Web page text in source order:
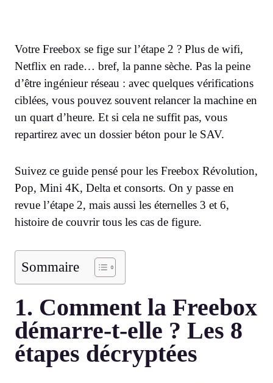
Votre Freebox se fige sur l’étape 2 ? Plus de wifi,
Netflix en rade… bref, la panne sèche. Pas la peine
d’être ingénieur réseau : avec quelques vérifications
ciblées, vous pouvez souvent relancer la machine en
un quart d’heure. Et si cela ne suffit pas, vous
repartirez avec un dossier béton pour le SAV.
Suivez ce guide pensé pour les Freebox Révolution,
Pop, Mini 4K, Delta et consorts. On y passe en
revue l’étape 2, mais aussi les éternelles 3 et 6,
histoire de couvrir tous les cas de figure.
Sommaire
1. Comment la Freebox
démarre-t-elle ? Les 8
étapes décryptées